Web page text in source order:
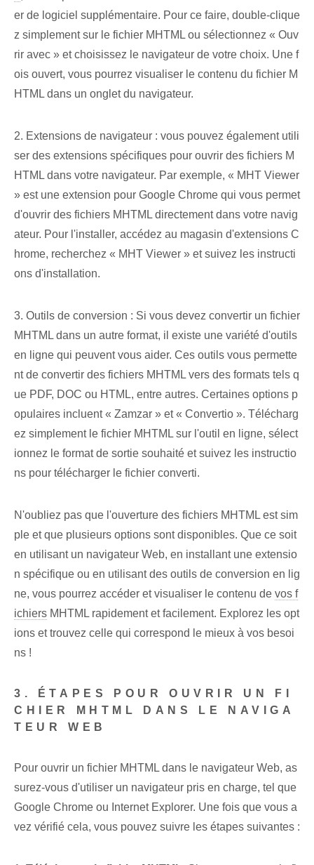
er de logiciel supplémentaire. Pour ce faire, double-clique
z simplement sur le fichier MHTML ou sélectionnez « Ouv
rir avec » et choisissez le navigateur de votre choix. Une f
ois ouvert, vous pourrez visualiser le contenu du fichier M
HTML dans un onglet du navigateur.
2. Extensions de navigateur : vous pouvez également utili
ser des extensions spécifiques pour ouvrir des fichiers M
HTML dans votre navigateur. Par exemple, « MHT Viewer
» est une extension pour Google Chrome qui vous permet
d'ouvrir des fichiers MHTML directement dans votre navig
ateur. Pour l'installer, accédez au magasin d'extensions C
hrome, recherchez « MHT Viewer » et suivez les instructi
ons d'installation.
3. Outils de conversion : Si vous devez convertir un fichier
MHTML dans un autre format, il existe une variété d'outils
en ligne qui peuvent vous aider. Ces outils vous permette
nt de convertir des fichiers MHTML vers des formats tels q
ue PDF, DOC ou HTML, entre autres. Certaines options p
opulaires incluent « Zamzar » et « Convertio ». Télécharg
ez simplement le fichier MHTML sur l'outil en ligne, sélect
ionnez le format de sortie souhaité et suivez les instructio
ns pour télécharger le fichier converti.
N'oubliez pas que l'ouverture des fichiers MHTML est sim
ple et que plusieurs options sont disponibles. Que ce soit
en utilisant un navigateur Web, en installant une extensio
n spécifique ou en utilisant des outils de conversion en lig
ne, vous pourrez accéder et visualiser le contenu de vos f
ichiers MHTML rapidement et facilement. Explorez les opt
ions et trouvez celle qui correspond le mieux à vos besoi
ns !
3. ÉTAPES POUR OUVRIR UN FI
CHIER MHTML DANS LE NAVIGA
TEUR WEB
Pour ouvrir un fichier MHTML dans le navigateur Web, as
surez-vous d'utiliser un navigateur pris en charge, tel que
Google Chrome ou Internet Explorer. Une fois que vous a
vez vérifié cela, vous pouvez suivre les étapes suivantes :